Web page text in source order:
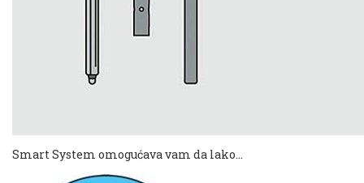
Smart System omogućava vam da lako...